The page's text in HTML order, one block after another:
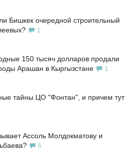
Бишкек очередной строительный
1
150 тысяч долларов продали
Арашан в Кыргызстане
1
тайны ЦО "Фонтан", и причем тут
Ассоль Молдокматову и
6